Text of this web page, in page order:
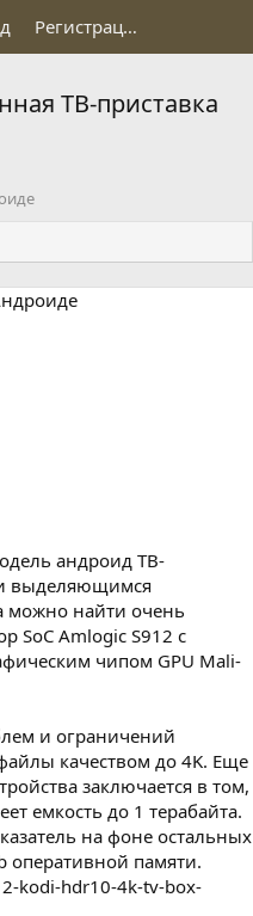
Регистрация
ТВ-приставка
андроид ТВ-
выделяющимся
можно найти очень
SoC Amlogic S912 с
чипом GPU Mali-
и ограничений
качеством до 4K. Еще
заключается в том,
емкость до 1 терабайта.
на фоне остальных
памяти.